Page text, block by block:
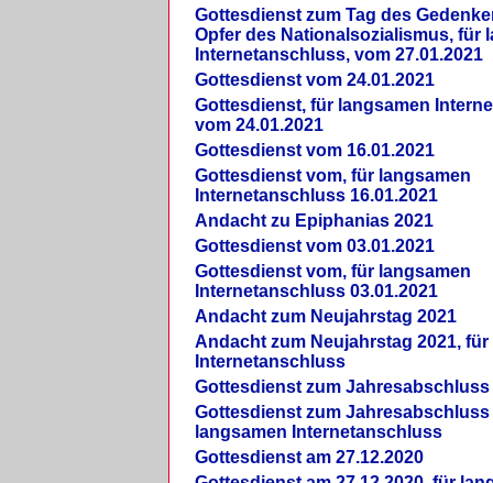
Gottesdienst zum Tag des
Opfer des Nationalsozialismus, für
Internetanschluss, vom 27.01.2021
Gottesdienst vom 24.01.2021
Gottesdienst, für langsamen
vom 24.01.2021
Gottesdienst vom 16.01.2021
Gottesdienst vom, für langsamen
Internetanschluss 16.01.2021
Andacht zu Epiphanias 2021
Gottesdienst vom 03.01.2021
Gottesdienst vom, für langsamen
Internetanschluss 03.01.2021
Andacht zum Neujahrstag 2021
Andacht zum Neujahrstag 2021,
Internetanschluss
Gottesdienst zum Jahresabschluss
Gottesdienst zum Jahresabschluss
langsamen Internetanschluss
Gottesdienst am 27.12.2020